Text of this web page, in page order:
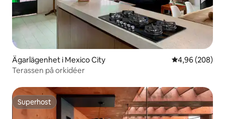
Ägarlägenhet i Mexico City 4,96 av 5 i
4,96 (208)
Terassen på orkidéer
Superhost
Superhost